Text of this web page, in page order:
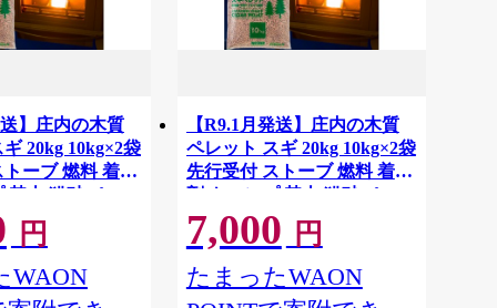
】庄内の木質
20kg 10kg×2袋
ーブ 燃料 着火
火 猫砂 ペッ
質 ペレット 人
円
WAON
【R9.1月発送】庄内の木質
ペレット スギ 20kg 10kg×2袋
先行受付 ストーブ 燃料 着火
剤 キャンプ 焚火 猫砂 ペッ
トのトイレ 木質 ペレット 人
気 高品質
7,000 円
たまったWAON